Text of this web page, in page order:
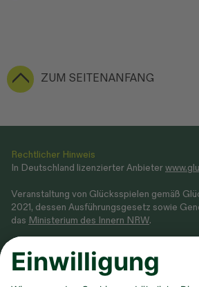
ZUM SEITENANFANG
Rechtlicher Hinweis
In Deutschland lizenzierter Anbieter
Veranstaltung von Glücksspielen gemäß
2021, dessen Ausführungsgesetz sowie
das Ministerium des Innern NRW.
Beratung unter BIÖG 0800 1372700
dein-spiel.de